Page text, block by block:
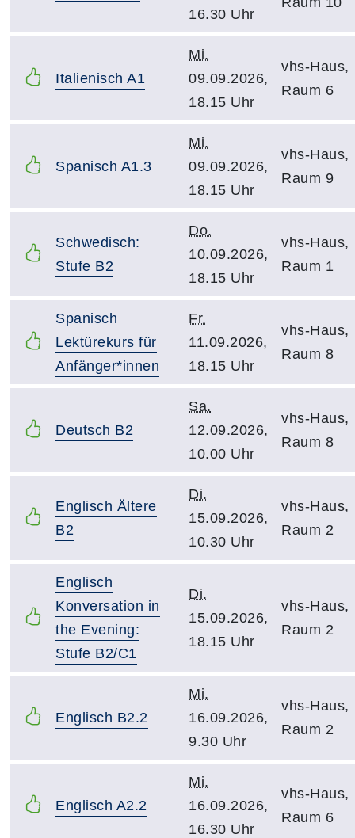
16.30 Uhr
Italienisch A1
Mi.
09.09.2026,
18.15 Uhr
vhs-Haus,
Raum 6
Spanisch A1.3
Mi.
09.09.2026,
18.15 Uhr
vhs-Haus,
Raum 9
Schwedisch:
Stufe B2
Do.
10.09.2026,
18.15 Uhr
vhs-Haus,
Raum 1
Spanisch
Lektürekurs für
Anfänger*innen
Fr.
11.09.2026,
18.15 Uhr
vhs-Haus,
Raum 8
Deutsch B2
Sa.
12.09.2026,
10.00 Uhr
vhs-Haus,
Raum 8
Englisch Ältere
B2
Di.
15.09.2026,
10.30 Uhr
vhs-Haus,
Raum 2
Englisch
Konversation in
the Evening:
Stufe B2/C1
Di.
15.09.2026,
18.15 Uhr
vhs-Haus,
Raum 2
Englisch B2.2
Mi.
16.09.2026,
9.30 Uhr
vhs-Haus,
Raum 2
Englisch A2.2
Mi.
16.09.2026,
16.30 Uhr
vhs-Haus,
Raum 6